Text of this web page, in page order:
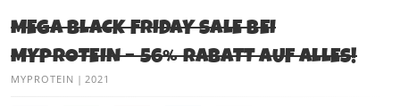
MEGA BLACK FRIDAY SALE BEI
MYPROTEIN – 56% RABATT AUF ALLES!
MYPROTEIN | 2021